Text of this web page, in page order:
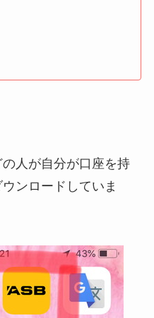
人が自分が口座を持
ンロードしていま